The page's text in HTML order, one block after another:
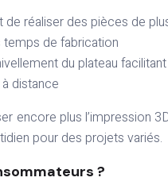
de réaliser des pièces de
temps de fabrication
du plateau
distance
encore plus l’impression
pour des projets variés.
?